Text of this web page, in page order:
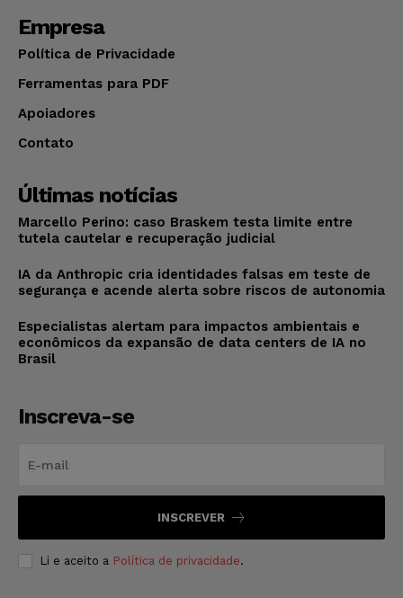
Empresa
Política de Privacidade
Ferramentas para PDF
Apoiadores
Contato
Últimas notícias
Marcello Perino: caso Braskem testa limite entre
tutela cautelar e recuperação judicial
IA da Anthropic cria identidades falsas em teste de
segurança e acende alerta sobre riscos de autonomia
Especialistas alertam para impactos ambientais e
econômicos da expansão de data centers de IA no
Brasil
Inscreva-se
INSCREVER
Li e aceito a Política de privacidade.